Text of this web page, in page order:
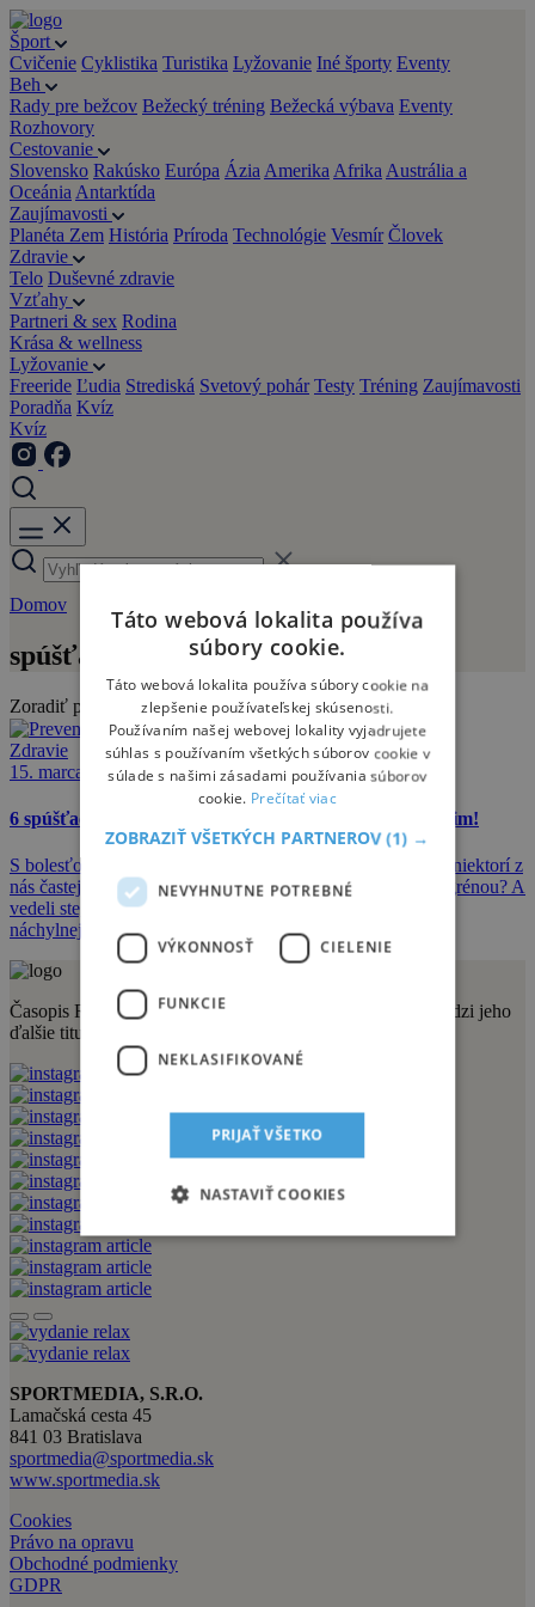
Šport
Cvičenie Cyklistika Turistika Lyžovanie Iné športy Eventy
Beh
Rady pre bežcov Bežecký tréning Bežecká výbava Eventy
Rozhovory
Cestovanie
Slovensko Rakúsko Európa Ázia Amerika Afrika Austrália a
Oceánia Antarktída
Zaujímavosti
Planéta Zem História Príroda Technológie Vesmír Človek
Zdravie
Telo Duševné zdravie
Vzťahy
Partneri & sex Rodina
Krása & wellness
Lyžovanie
Freeride Ľudia Strediská Svetový pohár Testy Tréning Zaujímavosti
Poradňa Kvíz
Kvíz
Domov
spúšťače
Zoradiť podľa:
Zdravie
15. marca 2017
6 spúšťačov, ktoré stoja za bolesťou hlavy – vyhnite sa im!
S bolesťou hlavy bojujeme všetci. Rozdiel je len v tom, že niektorí z
nás častejšie. Vedeli ste, že až 12 percent populácie trpí migrénou? A
vedeli ste, že ženy sú (aj) vďaka hormonálnym zmenám
náchylnejšie na bolesti hlavy viac ako muži?
Časopis Relax vydáva vydavateľstvo Sportmedia s.r.o. Medzi jeho
ďalšie tituly patria aj:
SPORTMEDIA, S.R.O.
Lamačská cesta 45
841 03 Bratislava
sportmedia@sportmedia.sk
www.sportmedia.sk
Cookies
Právo na opravu
Obchodné podmienky
GDPR
Táto webová lokalita používa
súbory cookie.
Táto webová lokalita používa súbory cookie na
zlepšenie používateľskej skúsenosti.
Používaním našej webovej lokality vyjadrujete
súhlas s používaním všetkých súborov cookie v
súlade s našimi zásadami používania súborov
cookie. Prečítať viac
ZOBRAZIŤ VŠETKÝCH PARTNEROV(1) →
NEVYHNUTNE POTREBNÉ
VÝKONNOSŤ CIELENIE
FUNKCIE
NEKLASIFIKOVANÉ
PRIJAŤ VŠETKO
NASTAVIŤ COOKIES